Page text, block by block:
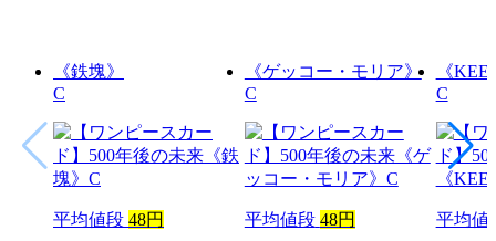
《鉄塊》
C
平均値段 48円
《ゲッコー・モリア》
C
平均値段 48円
《
C
平均値